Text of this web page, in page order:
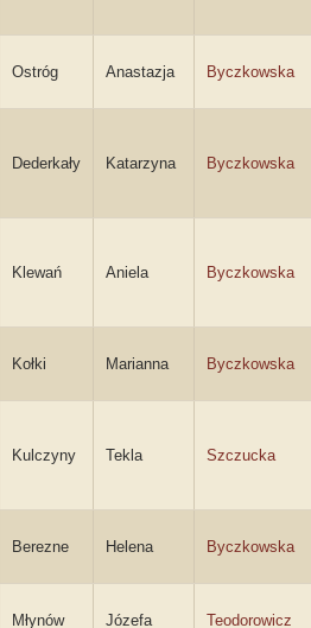
Ostróg Anastazja Byczkowska
Dederkały Katarzyna Byczkowska
Klewań Aniela Byczkowska
Kołki Marianna Byczkowska
Kulczyny Tekla Szczucka
Berezne Helena Byczkowska
Młynów Józefa Teodorowicz